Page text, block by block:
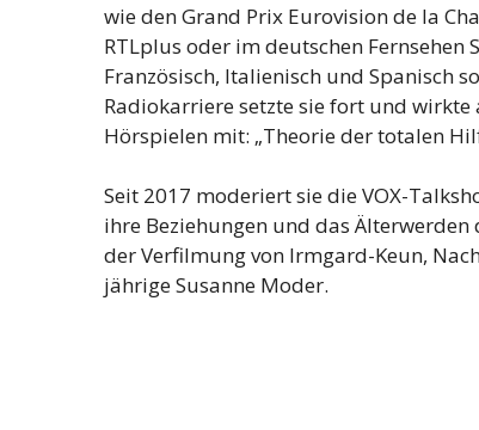
wie den Grand Prix Eurovision de la
RTLplus oder im deutschen Fernsehen
Französisch, Italienisch und Spanisch
Radiokarriere setzte sie fort und
Hörspielen mit: „Theorie der totalen
Seit 2017 moderiert sie die VOX-
ihre Beziehungen und das
der Verfilmung von Irmgard-Keun,
jährige Susanne Moder.